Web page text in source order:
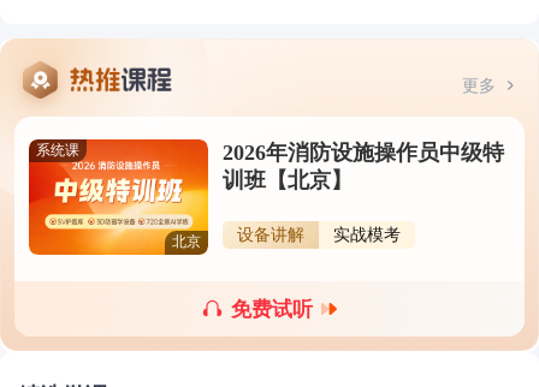
更多
系统课
北京
2026年消防设施操作员中级特
训班【北京】
设备讲解 实战模考
免费试听